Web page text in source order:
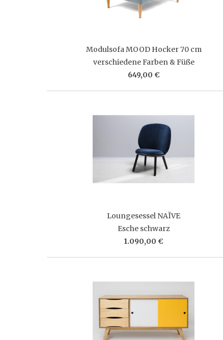
Modulsofa MOOD Hocker 70 cm
verschiedene Farben & Füße
649,00 €
Loungesessel NAÏVE
Esche schwarz
1.090,00 €